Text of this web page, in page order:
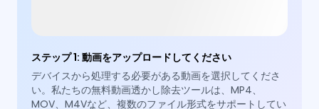
ステップ 1:動画をアップロードしてください
デバイスから処理する必要がある動画を選択してくださ
い。私たちの無料動画透かし除去ツールは、MP4、
MOV、M4Vなど、複数のファイル形式をサポートしてい